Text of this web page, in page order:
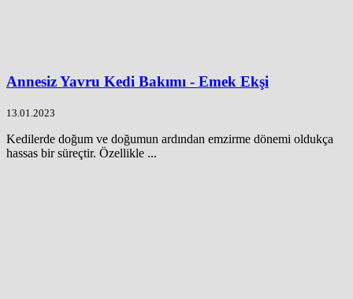
Annesiz Yavru Kedi Bakımı - Emek Ekşi
13.01.2023
Kedilerde doğum ve doğumun ardından emzirme dönemi oldukça
hassas bir süreçtir. Özellikle ...